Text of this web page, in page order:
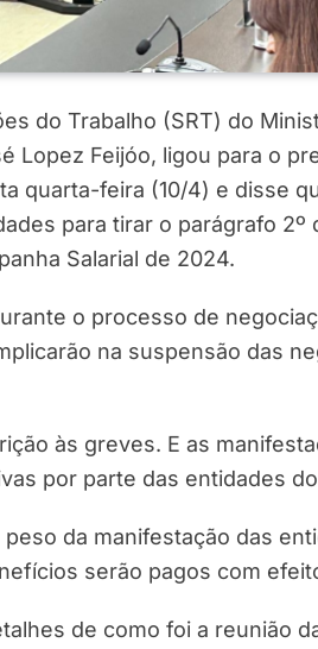
do Trabalho (SRT) do
Lopez Feijóo, ligou para o
quarta-feira (10/4) e disse
para tirar o parágrafo 2º
Salarial de 2024.
o processo de
na suspensão das
às greves. E as
por parte das entidades
da manifestação das
serão pagos com
de como foi a reunião